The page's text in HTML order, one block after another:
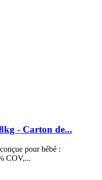
- Carton de...
pour bébé :
COV,...